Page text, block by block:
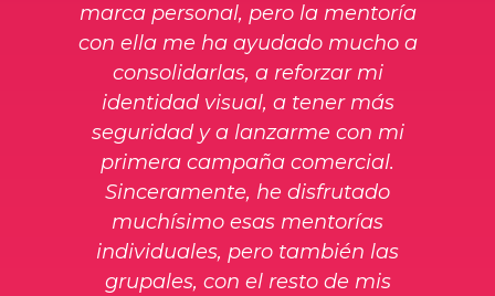
marca personal, pero la mentoría
con ella me ha ayudado mucho a
consolidarlas, a reforzar mi
identidad visual, a tener más
seguridad y a lanzarme con mi
primera campaña comercial.
Sinceramente, he disfrutado
muchísimo esas mentorías
individuales, pero también las
grupales, con el resto de mis